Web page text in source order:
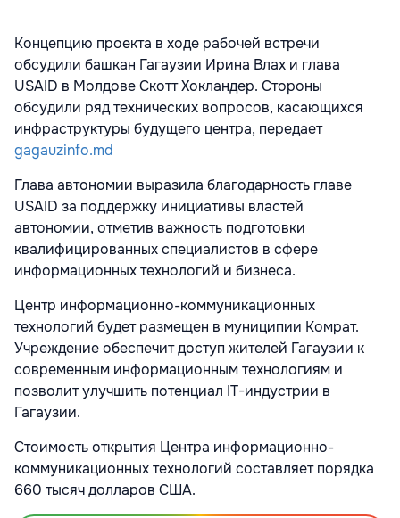
Концепцию проекта в ходе рабочей встречи
обсудили башкан Гагаузии Ирина Влах и глава
USAID в Молдове Скотт Хокландер. Стороны
обсудили ряд технических вопросов, касающихся
инфраструктуры будущего центра, передает
gagauzinfo.md
Глава автономии выразила благодарность главе
USAID за поддержку инициативы властей
автономии, отметив важность подготовки
квалифицированных специалистов в сфере
информационных технологий и бизнеса.
Центр информационно-коммуникационных
технологий будет размещен в муниципии Комрат.
Учреждение обеспечит доступ жителей Гагаузии к
современным информационным технологиям и
позволит улучшить потенциал IT-индустрии в
Гагаузии.
Стоимость открытия Центра информационно-
коммуникационных технологий составляет порядка
660 тысяч долларов США.